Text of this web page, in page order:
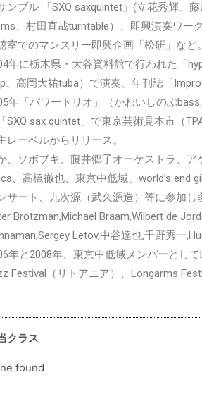
ンブル 「SXQ saxquintet」(立花秀輝、
、村田直哉turntable）、即興演奏ワー
室でのマンスリー即興企画「松研」など。
年に栃木県・大谷資料館で行われた「
、高岡大祐tuba）で演奏、年刊誌「
年「パワートリオ」（かわいしのぶ
SXQ sax quintet」で東京芸術見本市（
レーベルからリリース。
、ソボブキ、藤井郷子オーケストラ、
、高橋徹也、東京中低域、world’s end
サート、九次源（武久源造）等に参加し
Brotzman,Michael Braam,Wilbert de
Letov,中谷達也,千野秀一
年と2008年、東京中低域メンバーとし
Festival（リトアニア）、Longarms
クラス
found